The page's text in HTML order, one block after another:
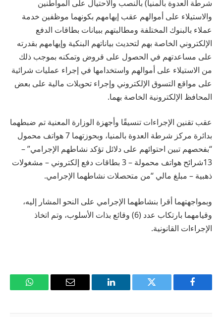
شرطة العدوة بالمنيا) بالنصب والاحتيال على المواطنين
والاستيلاء على أموالهم عقب إيهامهم بكونهما موظفين خدمة
عملاء بالبنوك المختلفة ومطالبتهم ببيانات بطاقات الدفع
الإلكتروني الخاصة بهم لتحديث بياناتهم البنكية وإيهامهم بقدرته
على مساعدتهم في الحصول على قروض وتمكنه بموجب ذلك
من الاستيلاء على أموالهم واستخدامها في إجراء عمليات شرائية
على مواقع التسوق الإلكتروني وإجراء تحويلات مالية على بعض
المحافظ الإلكترونية الخاصة بهما.
عقب تقنين الإجراءات تنسيقًا وأجهزة الوزارة المعنية تم ضبطهما
بدائرة مركز شرطة العدوة بالمنيا، وبحوزتهما 7 هواتف محمول
“بفحصهم تبين احتوائهم على دلائل تؤكد نشاطهم الإجرامي” –
13شرائح هواتف محمولة – 3 بطاقات دفع إلكتروني – مشغولات
ذهبية – مبلغ مالي “من متحصلات نشاطهما الإجرامي.
وبمواجهتهما أقرا بنشاطهما الإجرامي على النحو المشار إليه،
وقيامهما بارتكاب عدد (6) وقائع بذات الأسلوب، وتم اتخاذ
الإجراءات القانونية.
فيسبوك تويتر لينكدإن
البريد
واتساب